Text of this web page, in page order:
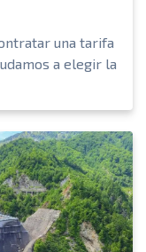
una tarifa
a elegir la